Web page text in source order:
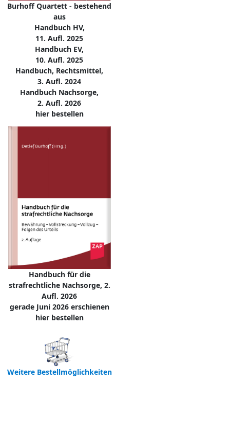
Burhoff Quartett - bestehend
aus
Handbuch HV,
11. Aufl. 2025
Handbuch EV,
10. Aufl. 2025
Handbuch, Rechtsmittel,
3. Aufl. 2024
Handbuch Nachsorge,
2. Aufl. 2026
hier bestellen
Handbuch für die
strafrechtliche Nachsorge, 2.
Aufl. 2026
gerade Juni 2026 erschienen
hier bestellen
Weitere Bestellmöglichkeiten